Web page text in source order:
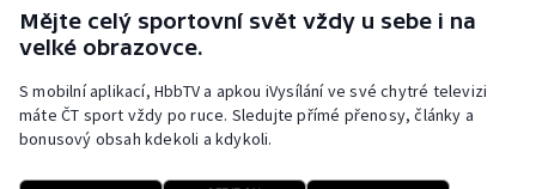
Mějte celý sportovní svět vždy u sebe i na
velké obrazovce.
S mobilní aplikací, HbbTV a apkou iVysílání ve své chytré televizi
máte ČT sport vždy po ruce. Sledujte přímé přenosy, články a
bonusový obsah kdekoli a kdykoli.